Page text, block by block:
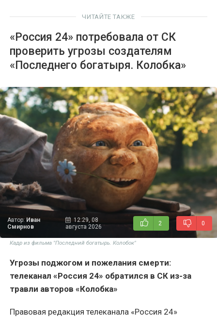
ЧИТАЙТЕ ТАКЖЕ
«Россия 24» потребовала от СК
проверить угрозы создателям
«Последнего богатыря. Колобка»
Автор: Иван
Смирнов
12:29, 08
августа 2026
2 0
Кадр из фильма "Последний богатырь. Колобок"
Угрозы поджогом и пожелания смерти:
телеканал «Россия 24» обратился в СК из-за
травли авторов «Колобка»
Правовая редакция телеканала «Россия 24»